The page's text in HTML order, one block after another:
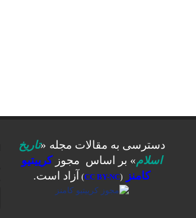
دسترسی به مقالات مجله «تاریخ
اسلام» بر اساس مجوزکرییتیو
کامنز
(
CC BY-NC
) آزاد است.